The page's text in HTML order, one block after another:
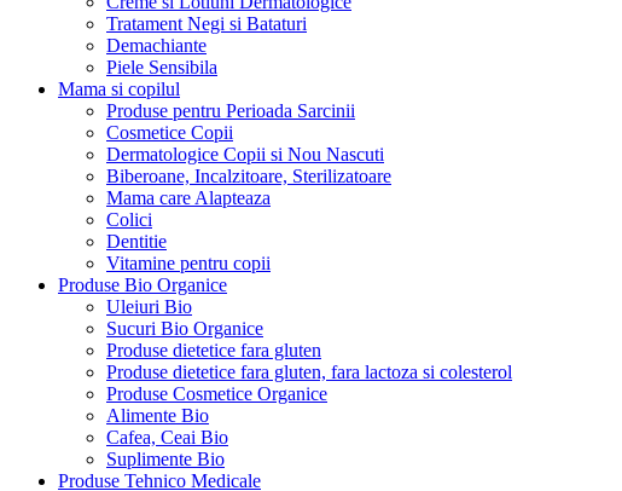
Tratament Negi si Bataturi
Demachiante
Piele Sensibila
Mama si copilul
Produse pentru Perioada Sarcinii
Cosmetice Copii
Dermatologice Copii si Nou Nascuti
Biberoane, Incalzitoare, Sterilizatoare
Mama care Alapteaza
Colici
Dentitie
Vitamine pentru copii
Produse Bio Organice
Uleiuri Bio
Sucuri Bio Organice
Produse dietetice fara gluten
Produse dietetice fara gluten, fara lactoza si colesterol
Produse Cosmetice Organice
Alimente Bio
Cafea, Ceai Bio
Suplimente Bio
Produse Tehnico Medicale